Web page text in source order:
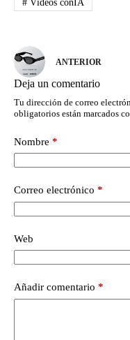
#Vídeos conIA
ANTERIOR
Deja un comentario
Tu dirección de correo
obligatorios están marcados
Nombre *
Correo electrónico *
Web
Añadir comentario *